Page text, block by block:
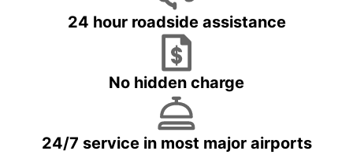
24 hour roadside assistance
No hidden charge
24/7 service in most major airports